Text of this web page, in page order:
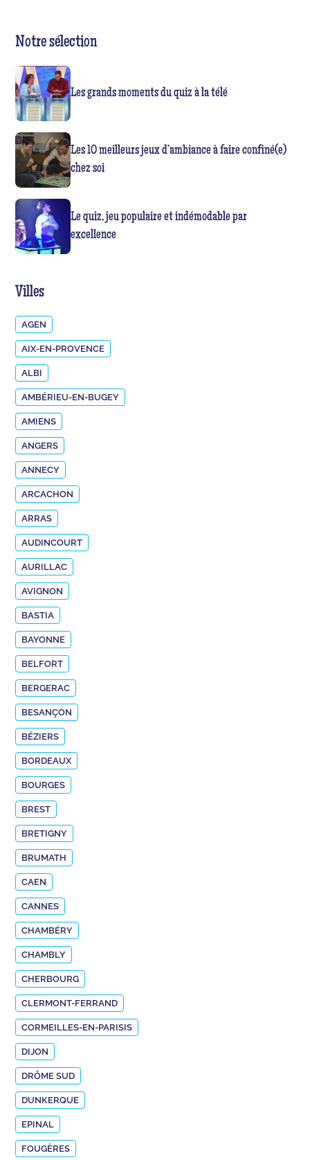
Notre sélection
Les grands moments du quiz à la télé
Les 10 meilleurs jeux d’ambiance à faire confiné(e)
chez soi
Le quiz, jeu populaire et indémodable par
excellence
Villes
AGEN
AIX-EN-PROVENCE
ALBI
AMBÉRIEU-EN-BUGEY
AMIENS
ANGERS
ANNECY
ARCACHON
ARRAS
AUDINCOURT
AURILLAC
AVIGNON
BASTIA
BAYONNE
BELFORT
BERGERAC
BESANÇON
BÉZIERS
BORDEAUX
BOURGES
BREST
BRETIGNY
BRUMATH
CAEN
CANNES
CHAMBÉRY
CHAMBLY
CHERBOURG
CLERMONT-FERRAND
CORMEILLES-EN-PARISIS
DIJON
DRÔME SUD
DUNKERQUE
EPINAL
FOUGÈRES